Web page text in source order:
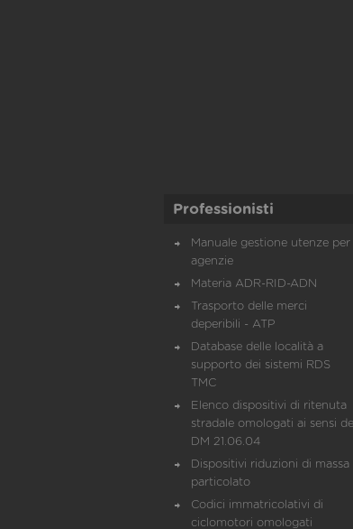
Professionisti
Manuale gestione utenze per
agenzie
Materia ADR-RID-ADN
Trasporto delle merci
deperibili - ATP
Database delle località a
supporto dei sistemi RDS
TMC
Elenco dispositivi di ritenuta
stradale omologati ai sensi del
DM 21.06.04
Dispositivi riduzioni di massa
particolato
Codici immatricolativi di
ciclomotori omologati